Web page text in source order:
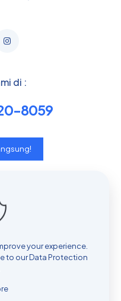
di :
8059
us
your experience.
to ourData Protection